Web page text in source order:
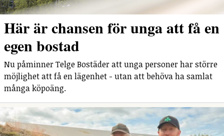
Här är chansen för unga att få en
egen bostad
Nu påminner Telge Bostäder att unga personer har större
möjlighet att få en lägenhet - utan att behöva ha samlat
många köpoäng.